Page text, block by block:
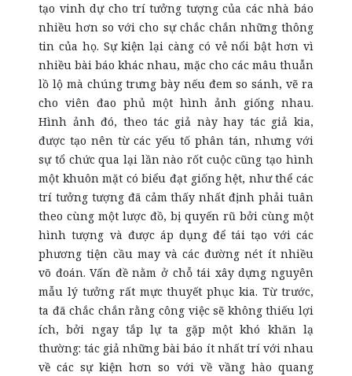
tạo vinh dự cho trí tưởng tượng của các nhà báo
nhiều hơn so với cho sự chắc chắn những thông
tin của họ. Sự kiện lại càng có vẻ nổi bật hơn vì
nhiều bài báo khác nhau, mặc cho các mâu thuẫn
lồ lộ mà chúng trưng bày nếu đem so sánh, vẽ ra
cho viên đao phủ một hình ảnh giống nhau.
Hình ảnh đó, theo tác giả này hay tác giả kia,
được tạo nên từ các yếu tố phân tán, nhưng với
sự tổ chức qua lại lần nào rốt cuộc cũng tạo hình
một khuôn mặt có biểu đạt giống hệt, như thể các
trí tưởng tượng đã cảm thấy nhất định phải tuân
theo cùng một lược đồ, bị quyến rũ bởi cùng một
hình tượng và được áp dụng để tái tạo với các
phương tiện cầu may và các đường nét ít nhiều
võ đoán. Vấn đề nằm ở chỗ tái xây dựng nguyên
mẫu lý tưởng rất mực thuyết phục kia. Từ trước,
ta đã chắc chắn rằng công việc sẽ không thiếu lợi
ích, bởi ngay tắp lự ta gặp một khó khăn lạ
thường: tác giả những bài báo ít nhất trí với nhau
về các sự kiện hơn so với về vầng hào quang